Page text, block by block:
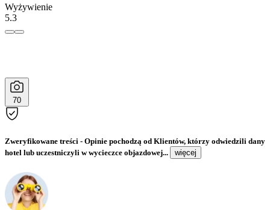
Wyżywienie
5.3
70
Zweryfikowane treści - Opinie pochodzą od Klientów, którzy odwiedzili dany
hotel lub uczestniczyli w wycieczce objazdowej...
więcej